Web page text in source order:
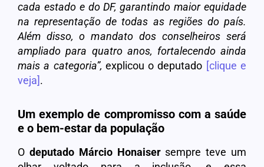
cada estado e do DF, garantindo maior equidade
na representação de todas as regiões do país.
Além disso, o mandato dos conselheiros será
ampliado para quatro anos, fortalecendo ainda
mais a categoria”, explicou o deputado [clique e
veja].
Um exemplo de compromisso com a saúde
e o bem-estar da população
O deputado Márcio Honaisersempre teve um